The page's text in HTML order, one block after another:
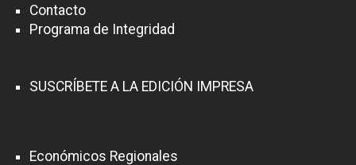
Contacto
Programa de Integridad
SUSCRÍBETE A LA EDICIÓN IMPRESA
Económicos Regionales